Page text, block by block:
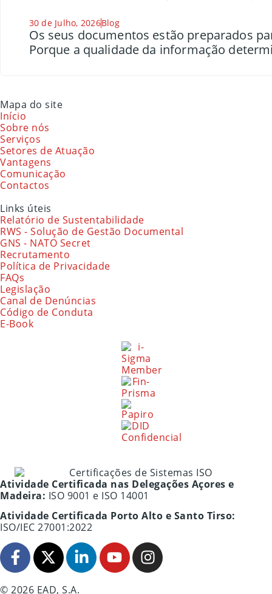
30 de Julho, 2026Blog
Os seus documentos estão preparados
Porque a qualidade da informação
Mapa do site
Início
Sobre nós
Serviços
Setores de Atuação
Vantagens
Comunicação
Contactos
Links úteis
Relatório de Sustentabilidade
RWS - Solução de Gestão Documental
GNS - NATO Secret
Recrutamento
Política de Privacidade
FAQs
Legislação
Canal de Denúncias
Código de Conduta
E-Book
Atividade Certificada nas Delegações Açores e
Madeira: ISO 9001 e ISO 14001
Atividade Certificada Porto Alto e Santo Tirso:
ISO/IEC 27001:2022
© 2026 EAD, S.A.